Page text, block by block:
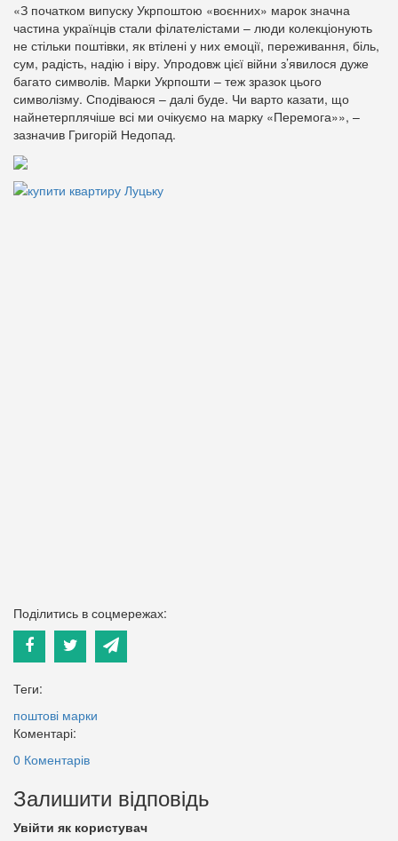
«З початком випуску Укрпоштою «воєнних» марок значна
частина українців стали філателістами – люди колекціонують
не стільки поштівки, як втілені у них емоції, переживання, біль,
сум, радість, надію і віру. Упродовж цієї війни з’явилося дуже
багато символів. Марки Укрпошти – теж зразок цього
символізму. Сподіваюся – далі буде. Чи варто казати, що
найнетерплячіше всі ми очікуємо на марку «Перемога»», –
зазначив Григорій Недопад.
Поділитись в соцмережах:
Теги:
поштові марки
Коментарі:
0 Коментарів
Залишити відповідь
Увійти як користувач